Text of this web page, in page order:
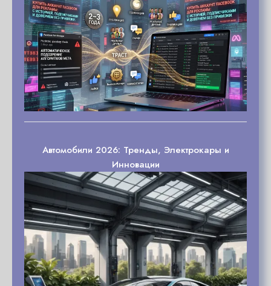
Автомобили 2026: Тренды, Электрокары и
Инновации